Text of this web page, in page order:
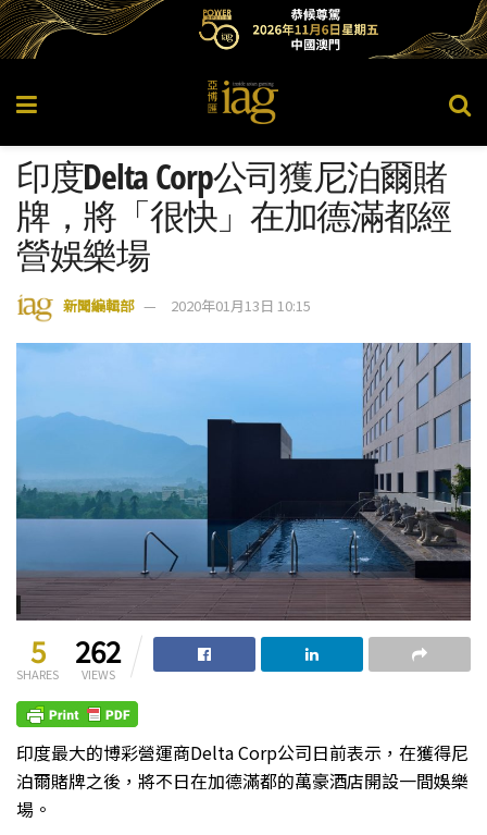
印度Delta Corp公司獲尼泊爾賭
牌，將「很快」在加德滿都經
營娛樂場
新聞編輯部 2020年01月13日 10:15
5
SHARES
262
VIEWS
印度最大的博彩營運商Delta Corp公司日前表示，在獲得尼
泊爾賭牌之後，將不日在加德滿都的萬豪酒店開設一間娛樂
場。